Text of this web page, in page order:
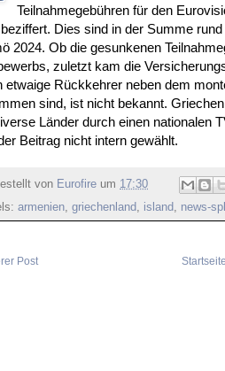
Teilnahmegebühren für den
Dies sind in der Summe
2024. Ob die gesunkenen
zuletzt kam die
etwaige Rückkehrer neben dem
sind, ist nicht bekannt.
Länder durch einen nationalen
Beitrag nicht intern gewählt.
von Eurofire um 17:30
armenien, griechenland, island, news-
Post